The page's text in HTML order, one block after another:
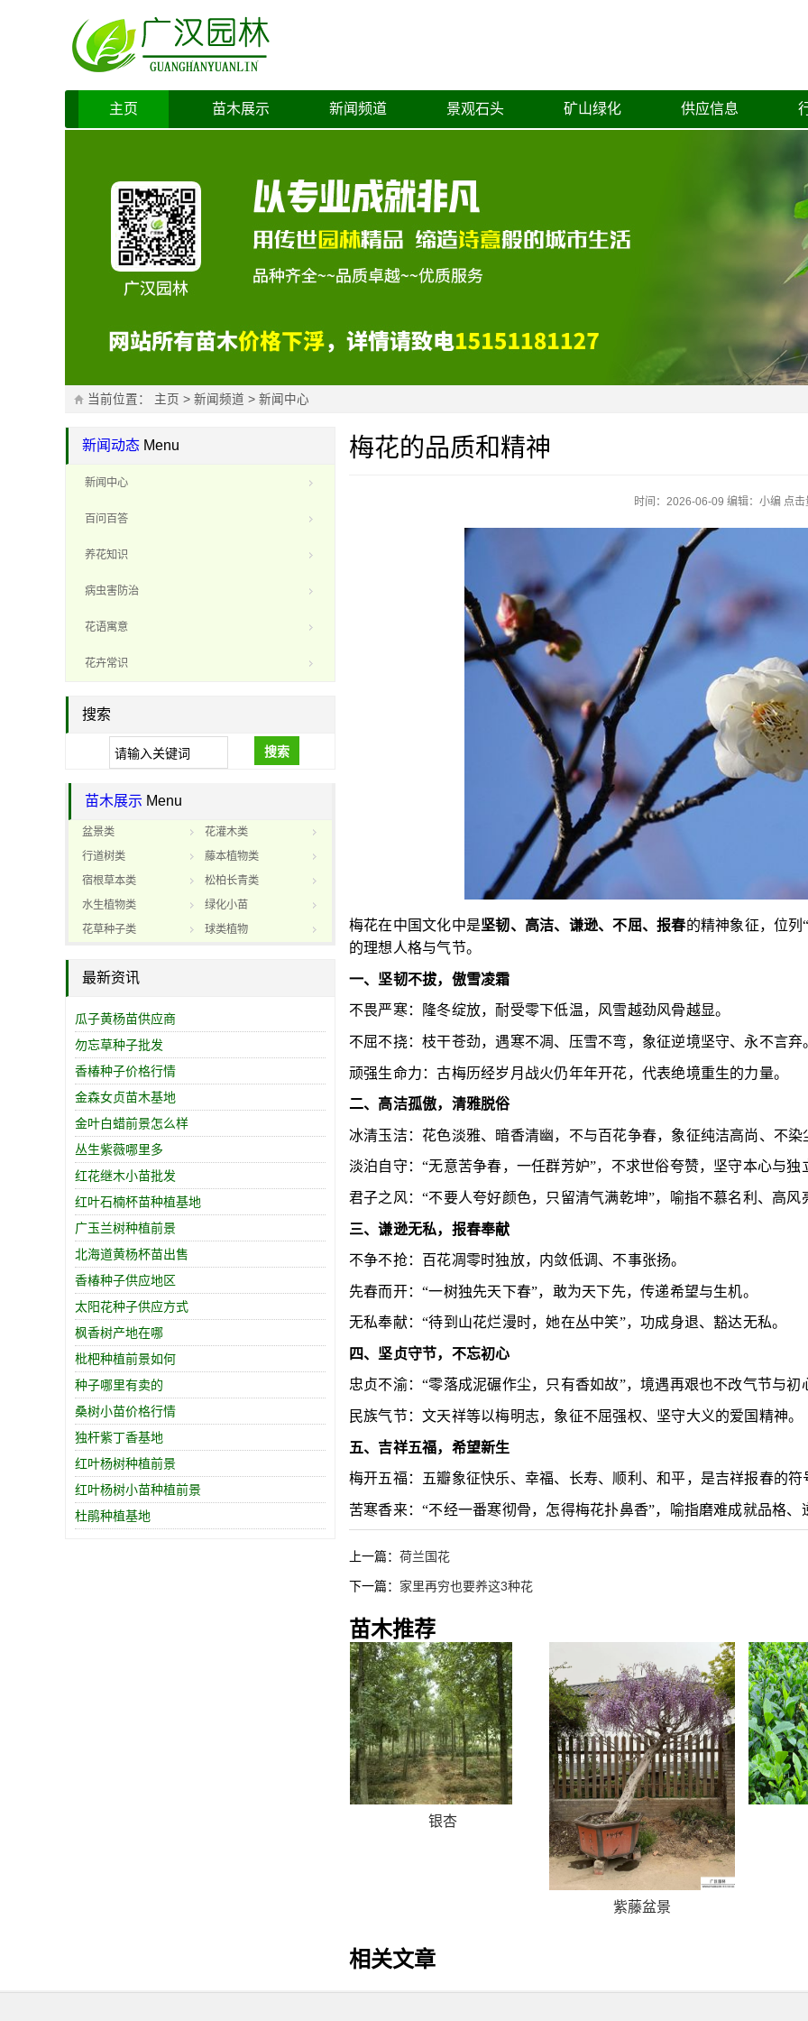
主页 苗木展示 新闻频道 景观石头 矿山绿化 供应信息
当前位置： 主页 > 新闻频道 > 新闻中心
新闻动态 Menu
新闻中心
百问百答
养花知识
病虫害防治
花语寓意
花卉常识
搜索
搜索
苗木展示 Menu
盆景类
花灌木类
行道树类
藤本植物类
宿根草本类
松柏长青类
水生植物类
绿化小苗
花草种子类
球类植物
最新资讯
瓜子黄杨苗供应商
勿忘草种子批发
香椿种子价格行情
金森女贞苗木基地
金叶白蜡前景怎么样
丛生紫薇哪里多
红花继木小苗批发
红叶石楠杯苗种植基地
广玉兰树种植前景
北海道黄杨杯苗出售
香椿种子供应地区
太阳花种子供应方式
枫香树产地在哪
枇杷种植前景如何
种子哪里有卖的
桑树小苗价格行情
独杆紫丁香基地
红叶杨树种植前景
红叶杨树小苗种植前景
杜鹃种植基地
梅花的品质和精神
时间：2026-06-09 编辑： 小编 点击
梅花在中国文化中是坚韧、高洁、谦逊、不屈、报春的精神象征，位列
的理想人格与气节。
一、坚韧不拔，傲雪凌霜
不畏严寒：隆冬绽放，耐受零下低温，风雪越劲风骨越显。
不屈不挠：枝干苍劲，遇寒不凋、压雪不弯，象征逆境坚守、永不言弃
顽强生命力：古梅历经岁月战火仍年年开花，代表绝境重生的力量。
二、高洁孤傲，清雅脱俗
冰清玉洁：花色淡雅、暗香清幽，不与百花争春，象征纯洁高尚、不染
淡泊自守：“无意苦争春，一任群芳妒”，不求世俗夸赞，坚守本心与独
君子之风：“不要人夸好颜色，只留清气满乾坤”，喻指不慕名利、高风
三、谦逊无私，报春奉献
不争不抢：百花凋零时独放，内敛低调、不事张扬。
先春而开：“一树独先天下春”，敢为天下先，传递希望与生机。
无私奉献：“待到山花烂漫时，她在丛中笑”，功成身退、豁达无私。
四、坚贞守节，不忘初心
忠贞不渝：“零落成泥碾作尘，只有香如故”，境遇再艰也不改气节与初
民族气节：文天祥等以梅明志，象征不屈强权、坚守大义的爱国精神。
五、吉祥五福，希望新生
梅开五福：五瓣象征快乐、幸福、长寿、顺利、和平，是吉祥报春的符
苦寒香来：“不经一番寒彻骨，怎得梅花扑鼻香”，喻指磨难成就品格、
上一篇： 荷兰国花
下一篇： 家里再穷也要养这3种花
苗木推荐
银杏
紫藤盆景
相关文章